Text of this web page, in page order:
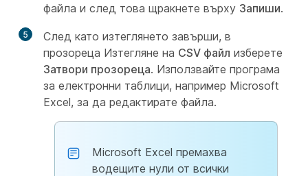
файла и след това щракнете върху Запиши.
5
След като изтеглянето завърши, в
прозореца Изтегляне на CSV файл изберете
Затвори прозореца. Използвайте програма
за електронни таблици, например Microsoft
Excel, за да редактирате файла.
Microsoft Excel премахва
водещите нули от всички